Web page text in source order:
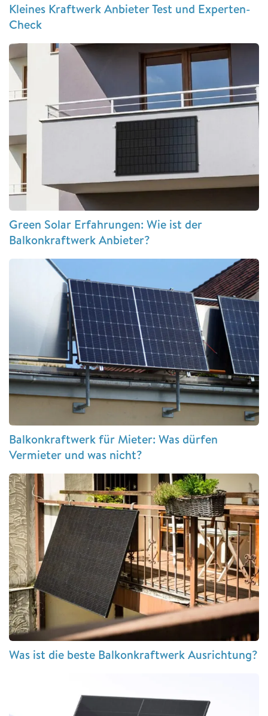
Kleines Kraftwerk Anbieter Test und Experten-
Check
Green Solar Erfahrungen: Wie ist der
Balkonkraftwerk Anbieter?
Balkonkraftwerk für Mieter: Was dürfen
Vermieter und was nicht?
Was ist die beste Balkonkraftwerk Ausrichtung?